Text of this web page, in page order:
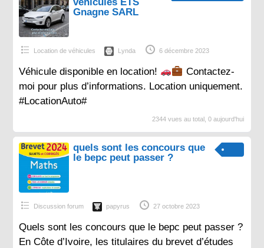
Gnagne SARL
Location de véhicules Lynda 6 décembre 2023
Véhicule disponible en location!
Contactez-
moi pour plus d’informations. Location uniquement.
#LocationAuto#
2344 vues au total, 0 aujourd'hui
quels sont les concours que
le bepc peut passer ?
Discussion forum papyrus 27 octobre 2023
Quels sont les concours que le bepc peut passer ?
En Côte d’Ivoire, les titulaires du brevet d’études